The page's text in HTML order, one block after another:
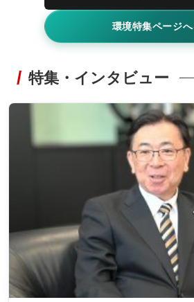
環境特集ページへ
特集・インタビュー